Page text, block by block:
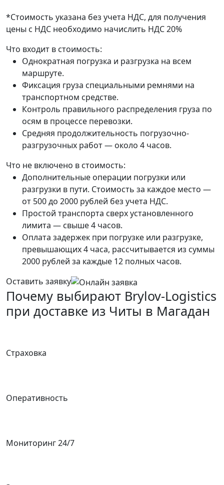
*Стоимость указана без учета НДС, для получения
цены с НДС необходимо начислить НДС 20%
Что входит в стоимость:
Однократная погрузка и разгрузка на всем
маршруте.
Фиксация груза специальными ремнями на
транспортном средстве.
Контроль правильного распределения груза по
осям в процессе перевозки.
Средняя продолжительность погрузочно-
разгрузочных работ — около 4 часов.
Что не включено в стоимость:
Дополнительные операции погрузки или
разгрузки в пути. Стоимость за каждое место —
от 500 до 2000 рублей без учета НДС.
Простой транспорта сверх установленного
лимита — свыше 4 часов.
Оплата задержек при погрузке или разгрузке,
превышающих 4 часа, рассчитывается из суммы
2000 рублей за каждые 12 полных часов.
Оставить заявку
Почему выбирают Brylov-Logistics
при доставке из Читы в Магадан
Страховка
Оперативность
Мониторинг 24/7